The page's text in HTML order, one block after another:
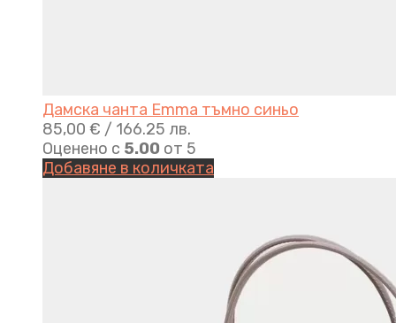
Дамска чанта Emma тъмно синьо
85,00 € / 166.25 лв.
Оценено с 5.00 от 5
Добавяне в количката